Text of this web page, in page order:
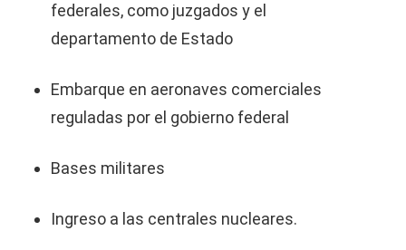
federales, como juzgados y el
departamento de Estado
Embarque en aeronaves comerciales
reguladas por el gobierno federal
Bases militares
Ingreso a las centrales nucleares.